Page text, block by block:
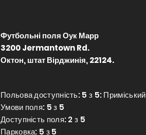
Футбольні поля Оук Марр
3200 Jermantown Rd.
Октон, штат Вірджинія, 22124.
Польова доступність: 5 з 5: Приміський
Умови поля: 5 з 5
Доступність поля: 2 з 5
Парковка: 5 з 5